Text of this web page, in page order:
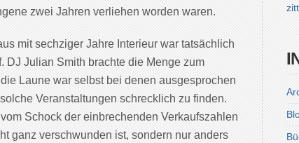
zwei Jahren verliehen worden waren.
mit sechziger Jahre Interieur war tatsächlich
DJ Julian Smith brachte die Menge zum
Laune war selbst bei denen ausgesprochen
Veranstaltungen schrecklich zu finden.
Schock der einbrechenden Verkaufszahlen
ganz verschwunden ist, sondern nur anders